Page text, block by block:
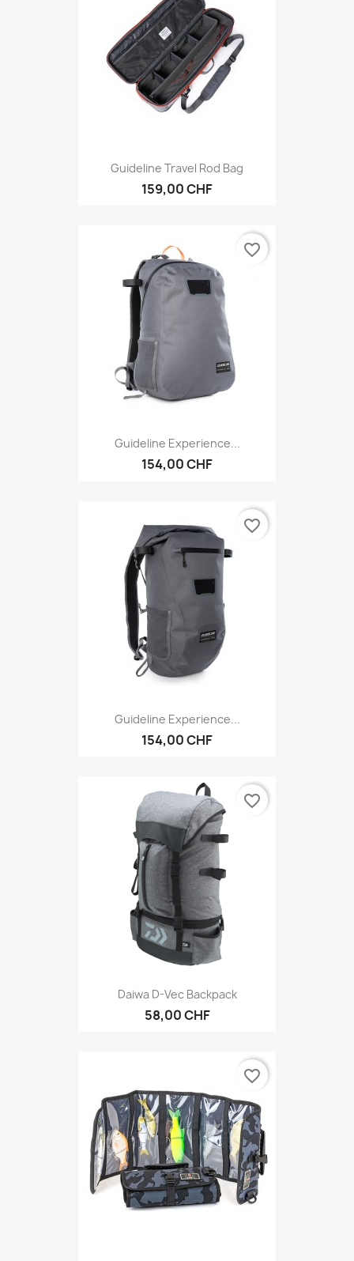
Guideline Travel Rod Bag
159,00 CHF
Guideline Experience...
154,00 CHF
favorite_border
Guideline Experience...
154,00 CHF
favorite_border
Daiwa D-Vec Backpack
58,00 CHF
favorite_border
favorite_border